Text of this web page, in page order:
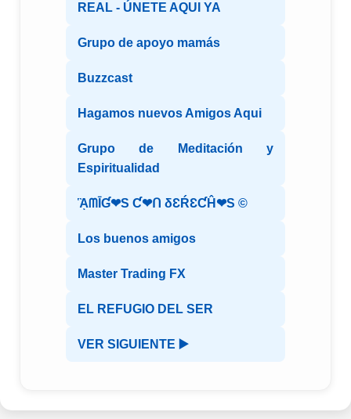
REAL - ÚNETE AQUI YA
Grupo de apoyo mamás
Buzzcast
Hagamos nuevos Amigos Aqui
Grupo de Meditación y
Espiritualidad
ᾋᗰĪƓ❤S Ƈ❤ᑎ δƐŔƐƇĤ❤S ©️
Los buenos amigos
Master Trading FX
EL REFUGIO DEL SER
VER SIGUIENTE ▶️